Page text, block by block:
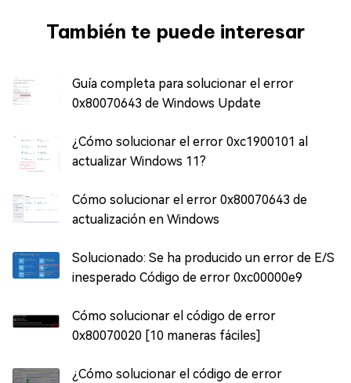
También te puede interesar
Guía completa para solucionar el error
0x80070643 de Windows Update
¿Cómo solucionar el error 0xc1900101 al
actualizar Windows 11?
Cómo solucionar el error 0x80070643 de
actualización en Windows
Solucionado: Se ha producido un error de E/S
inesperado Código de error 0xc00000e9
Cómo solucionar el código de error
0x80070020 [10 maneras fáciles]
¿Cómo solucionar el código de error